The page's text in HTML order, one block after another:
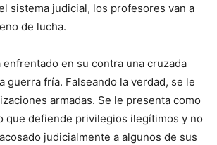
sistema judicial, los profesores van a
de lucha.
enfrentado en su contra una cruzada
guerra fría. Falseando la verdad, se le
armadas. Se le presenta como
que defiende privilegios ilegítimos y no
judicialmente a algunos de sus